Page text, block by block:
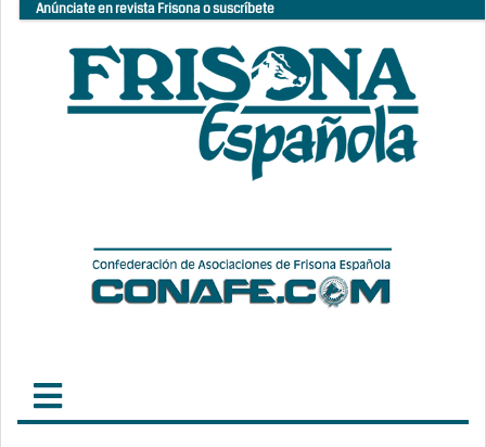
Anúnciate en revista Frisona o suscríbete